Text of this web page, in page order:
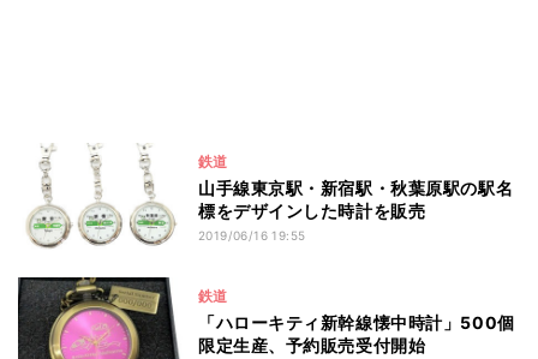
鉄道
山手線東京駅・新宿駅・秋葉原駅の駅名
標をデザインした時計を販売
2019/06/16 19:55
鉄道
「ハローキティ新幹線懐中時計」500個
限定生産、予約販売受付開始